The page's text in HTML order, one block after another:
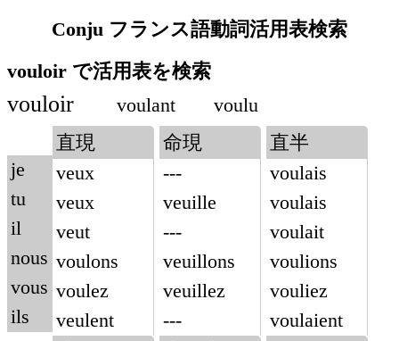
Conju フランス語動詞活用表検索
vouloir で活用表を検索
vouloir voulant voulu
je
tu
il
nous
vous
ils
直現
veux
veux
veut
voulons
voulez
veulent
命現
---
veuille
---
veuillons
veuillez
---
直半
voulais
voulais
voulait
voulions
vouliez
voulaient